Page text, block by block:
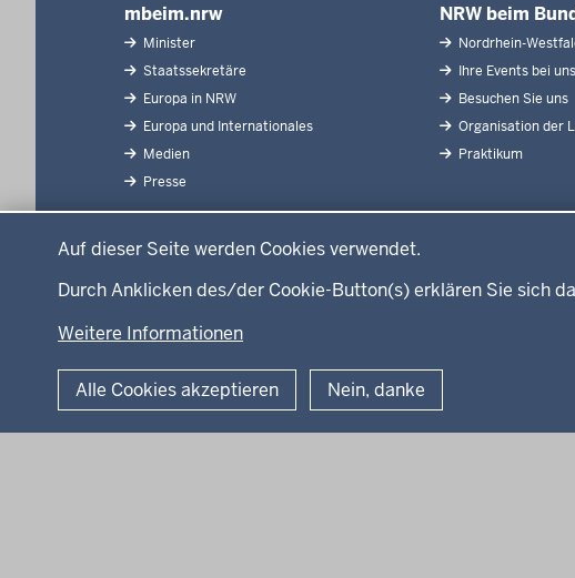
Auf dieser Seite werden Cookies verwendet.
Durch Anklicken des/der Cookie-Button(s) erklären Sie sich
Weitere Informationen
Alle Cookies akzeptieren Nein, danke
Inhaltsübersicht
mbeim.nrw
Minister
Staatssekretäre
Europa in NRW
Europa und Internationales
Medien
Presse
NRW beim
Nordrhein-
Ihre Events bei
Besuchen Sie uns
Organisation der
Praktikum